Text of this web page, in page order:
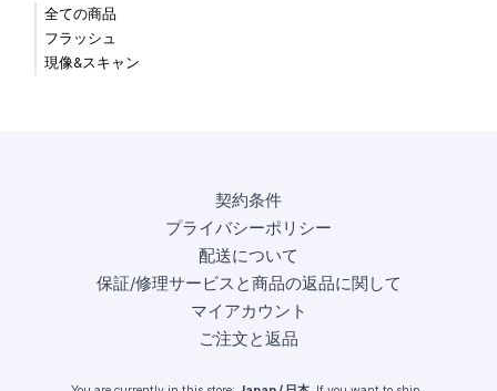
全ての商品
フラッシュ
現像&スキャン
契約条件
プライバシーポリシー
配送について
保証/修理サービスと商品の返品に関して
マイアカウント
ご注文と返品